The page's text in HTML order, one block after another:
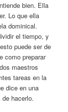
bien. Ella
Lo que ella
dominical.
el tiempo, y
puede ser de
como preparar
maestros
tareas en la
dice en una
hacerlo.